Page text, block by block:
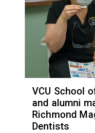
VCU School
and alumni
Richmond
Dentists